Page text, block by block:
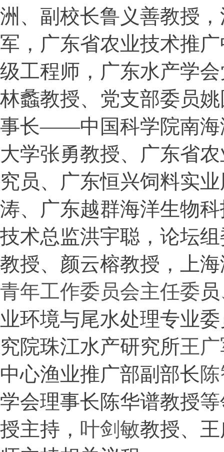
洲、副校长鲁义善教授
军，广东省农业技术推
级工程师，广东水产学
林蠡教授、党支部委员
事长——中国科学院南海
大学张勇教授、广东省
究员、广东恒兴饲料实
涛、广东越群海洋生物
技术总监洪宇聪，论坛
教授、颜云榕教授，上
青年工作委员会主任委
业环境与尾水处理专业
究院珠江水产研究所王
中心渔业推广部副部长
学会理事长陈华谱教授
授主持， 叶剑敏教授、